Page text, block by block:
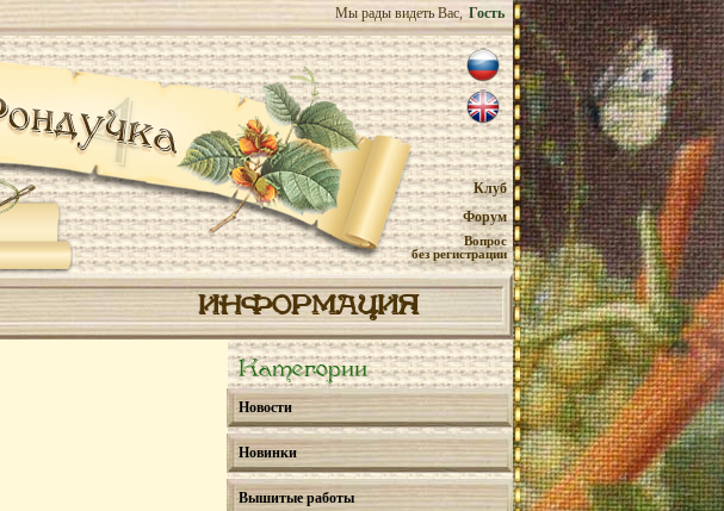
Мы рады видеть Вас, Гость
Клуб
Форум
Вопрос
без регистрации
ИНФОРМАЦИЯ
Категории
Новости
Новинки
Вышитые работы